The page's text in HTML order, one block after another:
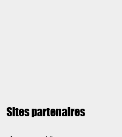
Sites partenaires